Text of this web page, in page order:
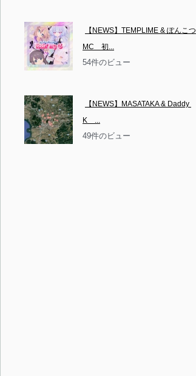
【NEWS】TEMPLIME & ぽんこつ
MC　初...
54件のビュー
【NEWS】MASATAKA & Daddy
K　...
49件のビュー